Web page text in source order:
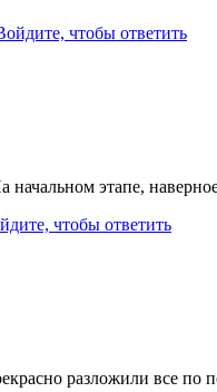
чтобы ответить
начальном этапе,
чтобы ответить
разложили все по